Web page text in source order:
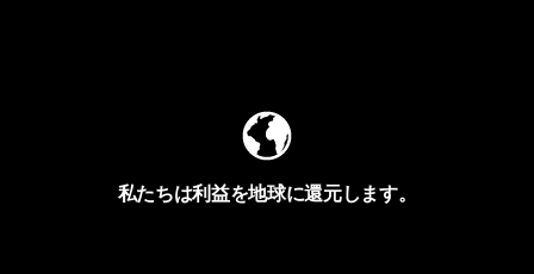
私たちは利益を地球に還元します。